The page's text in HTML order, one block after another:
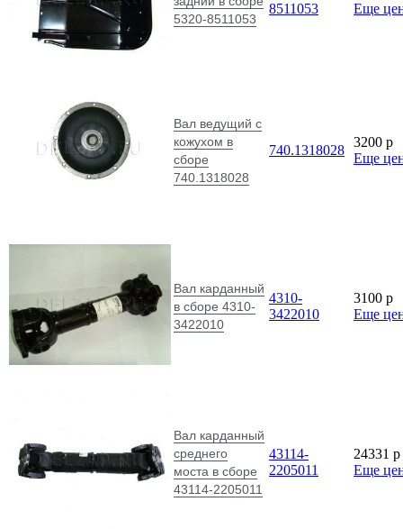
5320-8511053
8511053 Еще
Вал ведущий с
кожухом в
сборе
740.1318028
740.1318028
3200 p
Еще
Вал карданный
в сборе 4310-
3422010
4310-
3422010
3100 p
Еще
Вал карданный
среднего
моста в сборе
43114-2205011
43114-
2205011
24331 p
Еще